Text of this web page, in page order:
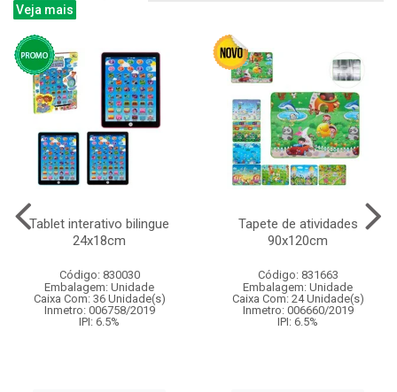
Veja mais
Tablet interativo bilingue
24x18cm
Código: 830030
Embalagem: Unidade
Caixa Com: 36 Unidade(s)
Inmetro: 006758/2019
IPI: 6.5%
Tapete de atividades
90x120cm
Código: 831663
Embalagem: Unidade
Caixa Com: 24 Unidade(s)
Inmetro: 006660/2019
IPI: 6.5%